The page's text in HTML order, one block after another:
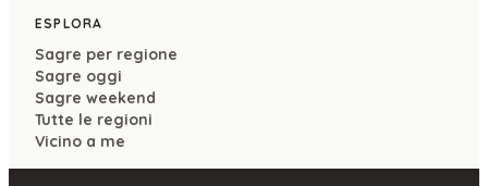
ESPLORA
Sagre per regione
Sagre oggi
Sagre weekend
Tutte le regioni
Vicino a me